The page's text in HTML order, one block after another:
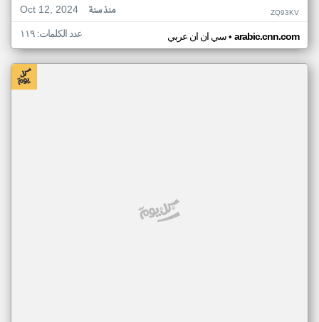
Oct 12, 2024
منذ سنة ZQ93KV
سي ان ان عربي• arabic.cnn.com عدد الكلمات: ١١٩